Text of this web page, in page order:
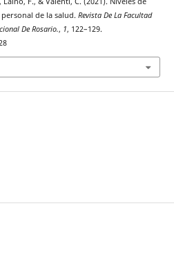
de la salud. Revista De La Facultad
De Rosario., 1, 122–129.